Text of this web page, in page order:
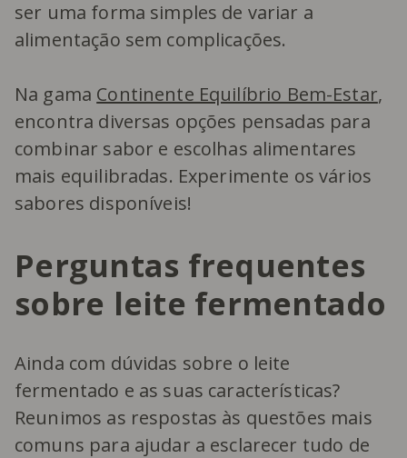
ser uma forma simples de variar a
alimentação sem complicações.
Na gama Continente Equilíbrio Bem-Estar,
encontra diversas opções pensadas para
combinar sabor e escolhas alimentares
mais equilibradas. Experimente os vários
sabores disponíveis!
Perguntas frequentes
sobre leite fermentado
Ainda com dúvidas sobre o leite
fermentado e as suas características?
Reunimos as respostas às questões mais
comuns para ajudar a esclarecer tudo de